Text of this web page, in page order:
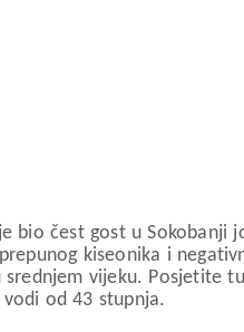
čest gost u Sokobanji
kiseonika i
vijeku. Posjetite
od 43 stupnja.